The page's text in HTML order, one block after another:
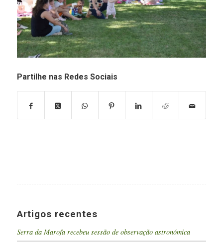
Partilhe nas Redes Sociais
Artigos recentes
Serra da Marofa recebeu sessão de observação astronómica